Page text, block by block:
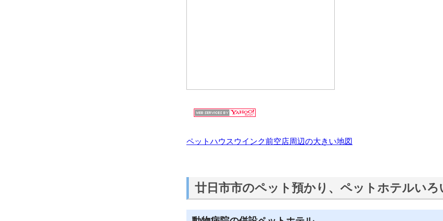
ペットハウスウインク前空店周辺の大きい地図
廿日市市のペット預かり、ペットホテルいろ